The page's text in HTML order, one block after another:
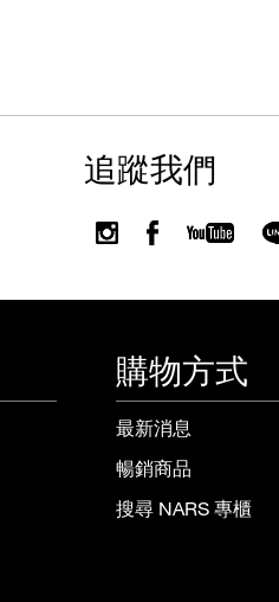
追蹤我們
購物方式
最新消息
暢銷商品
搜尋 NARS 專櫃